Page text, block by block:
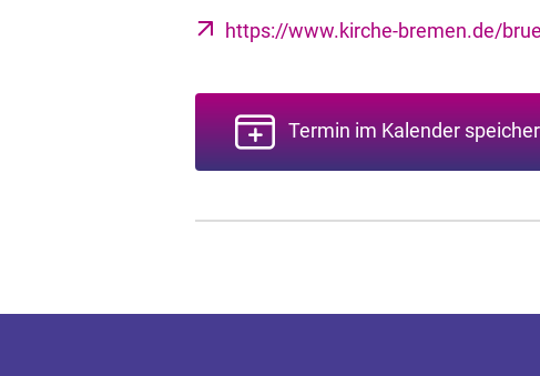
https://www.kirche-bremen.de/
Termin im Kalender